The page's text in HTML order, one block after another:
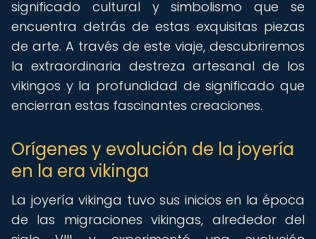
significado cultural y simbolismo que se
encuentra detrás de estas exquisitas piezas
de arte. A través de este viaje, descubriremos
la extraordinaria destreza artesanal de los
vikingos y la profundidad de significado que
encierran estas fascinantes creaciones.
Orígenes y evolución de la joyería
en la era vikinga
La joyería vikinga tuvo sus inicios en la época
de las migraciones vikingas, alrededor del